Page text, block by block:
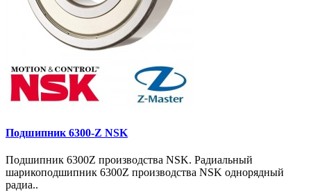
Подшипник 6300-Z NSK
Подшипник 6300Z производства NSK. Радиальный
шарикоподшипник 6300Z производства NSK однорядный
радиа..